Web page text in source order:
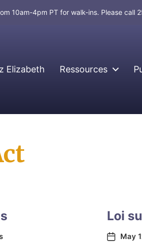
10am-4pm PT for walk-ins. Please call
Elizabeth Ressources
Loi
May